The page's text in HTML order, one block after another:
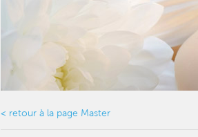
< retour à la page Master